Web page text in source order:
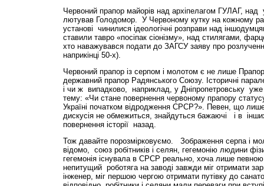
Червоний прапор майорів над архіпелагом ГУЛАГ, над
лютував Голодомор. У Червоному кутку на кожному
установі чинилися ідеологічні розправи над
ставили тавро «посіпак сіонізму», над стилягами,
хто наважувався подати до ЗАГСУ заяву про
наприкінці 50-х).
Червоний прапор із серпом і молотом є не лише
державний прапор Радянського Союзу. Історичні
і чи ж випадково, наприклад, у Дніпропетровську уже
тему: «Чи стане повернення червоному прапору
Україні початком відродження СРСР?». Певен, що
дискусія не обмежиться, знайдуться бажаючі і в
повернення історії назад.
Тож давайте порозмірковуємо. Зображення серпа і
відомо, союз робітників і селян, гегемонію людини
гегемонія існувала в СРСР реально, хоча лише
непитущий роботяга на заводі завжди міг отримати
інженер, міг першою чергою отримати путівку до